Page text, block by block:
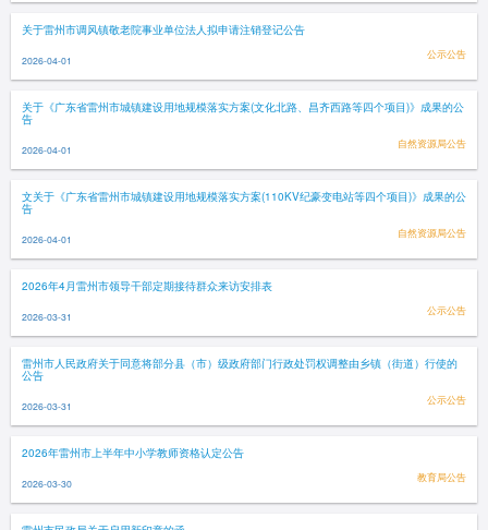
关于雷州市调风镇敬老院事业单位法人拟申请注销登记公告
2026-04-01 公示公告
关于《广东省雷州市城镇建设用地规模落实方案(文化北路、昌齐西路等四个项目)》成果的公
告
2026-04-01 自然资源局公告
文关于《广东省雷州市城镇建设用地规模落实方案(110KV纪豪变电站等四个项目)》成果的公
告
2026-04-01 自然资源局公告
2026年4月雷州市领导干部定期接待群众来访安排表
2026-03-31 公示公告
雷州市人民政府关于同意将部分县（市）级政府部门行政处罚权调整由乡镇（街道）行使的
公告
2026-03-31 公示公告
2026年雷州市上半年中小学教师资格认定公告
2026-03-30 教育局公告